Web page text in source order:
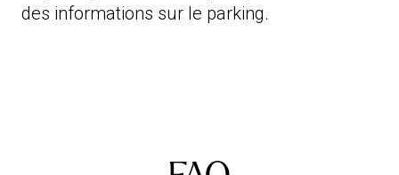
des informations sur le parking.